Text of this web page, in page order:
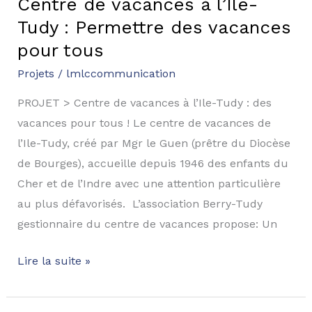
Centre de vacances à l’Ile-
Tudy : Permettre des vacances
pour tous​
Projets / lmlccommunication
PROJET > Centre de vacances à l’Ile-Tudy : des
vacances pour tous ! Le centre de vacances de
l’Ile-Tudy, créé par Mgr le Guen (prêtre du Diocèse
de Bourges), accueille depuis 1946 des enfants du
Cher et de l’Indre avec une attention particulière
au plus défavorisés. L’association Berry-Tudy
gestionnaire du centre de vacances propose: Un
Lire la suite »